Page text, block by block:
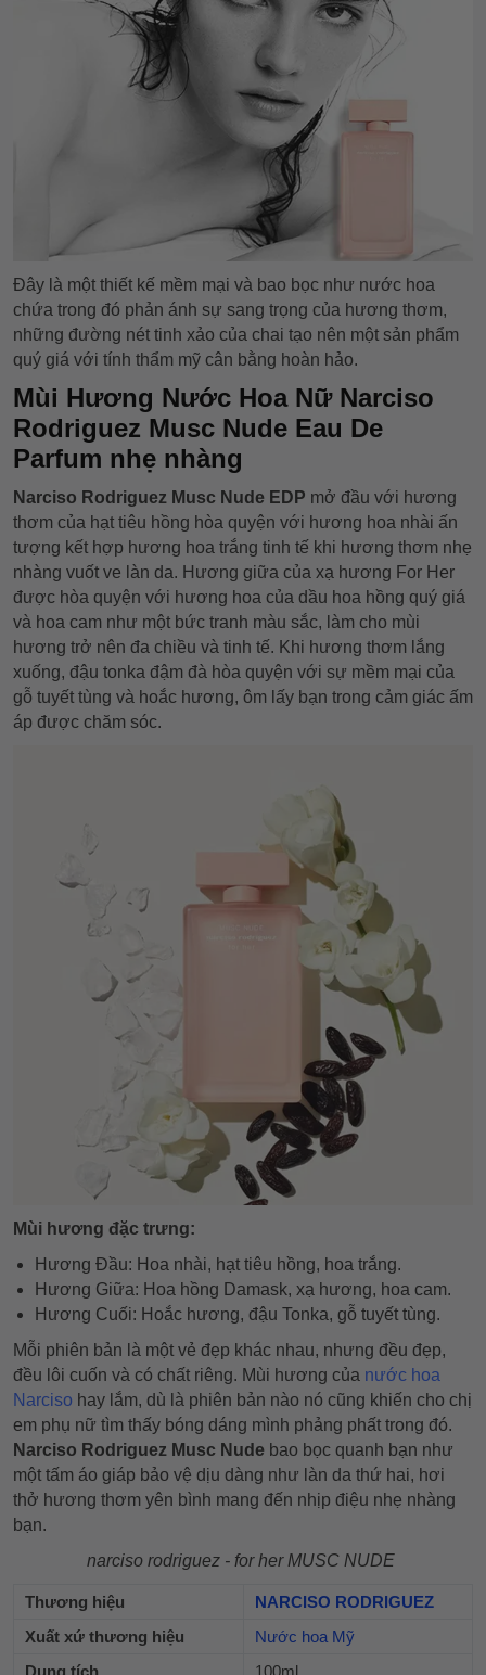
Đây là một thiết kế mềm mại và bao bọc như nước hoa
chứa trong đó phản ánh sự sang trọng của hương thơm,
những đường nét tinh xảo của chai tạo nên một sản phẩm
quý giá với tính thẩm mỹ cân bằng hoàn hảo.
Mùi Hương Nước Hoa Nữ Narciso
Rodriguez Musc Nude Eau De
Parfum nhẹ nhàng
Narciso Rodriguez Musc Nude EDP mở đầu với hương
thơm của hạt tiêu hồng hòa quyện với hương hoa nhài ấn
tượng kết hợp hương hoa trắng tinh tế khi hương thơm nhẹ
nhàng vuốt ve làn da. Hương giữa của xạ hương For Her
được hòa quyện với hương hoa của dầu hoa hồng quý giá
và hoa cam như một bức tranh màu sắc, làm cho mùi
hương trở nên đa chiều và tinh tế. Khi hương thơm lắng
xuống, đậu tonka đậm đà hòa quyện với sự mềm mại của
gỗ tuyết tùng và hoắc hương, ôm lấy bạn trong cảm giác ấm
áp được chăm sóc.
Mùi hương đặc trưng:
Hương Đầu: Hoa nhài, hạt tiêu hồng, hoa trắng.
Hương Giữa: Hoa hồng Damask, xạ hương, hoa cam.
Hương Cuối: Hoắc hương, đậu Tonka, gỗ tuyết tùng.
Mỗi phiên bản là một vẻ đẹp khác nhau, nhưng đều đẹp,
đều lôi cuốn và có chất riêng. Mùi hương của nước hoa
Narciso hay lắm, dù là phiên bản nào nó cũng khiến cho chị
em phụ nữ tìm thấy bóng dáng mình phảng phất trong đó.
Narciso Rodriguez Musc Nude bao bọc quanh bạn như
một tấm áo giáp bảo vệ dịu dàng như làn da thứ hai, hơi
thở hương thơm yên bình mang đến nhịp điệu nhẹ nhàng
bạn.
narciso rodriguez - for her MUSC NUDE
Thương hiệu
NARCISO RODRIGUEZ
Xuất xứ thương hiệu
Nước hoa Mỹ
Dung tích
100ml